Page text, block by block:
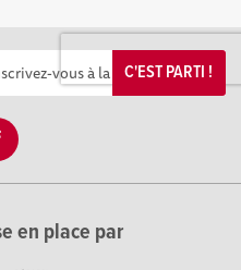
C'EST PARTI !
en place par